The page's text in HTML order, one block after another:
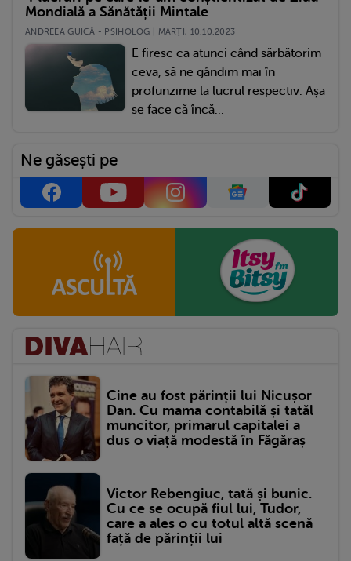
Mondială a Sănătății Mintale
ANDREEA GUICĂ - PSIHOLOG | MARŢI, 10.10.2023
E firesc ca atunci când sărbătorim
ceva, să ne gândim mai în
profunzime la lucrul respectiv. Așa
se face că încă...
Ne găsești pe
Cine au fost părinții lui Nicușor
Dan. Cu mama contabilă și tatăl
muncitor, primarul capitalei a
dus o viață modestă în Făgăraș
Victor Rebengiuc, tată și bunic.
Cu ce se ocupă fiul lui, Tudor,
care a ales o cu totul altă scenă
față de părinții lui